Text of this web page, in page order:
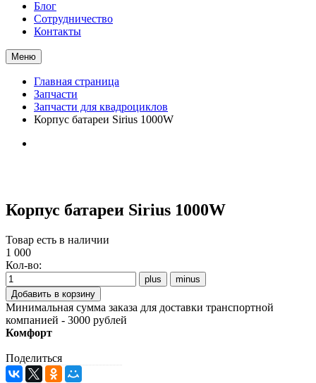
Блог
Сотрудничество
Контакты
Меню
Главная страница
Запчасти
Запчасти для квадроциклов
Корпус батареи Sirius 1000W
Корпус батареи Sirius 1000W
Товар есть в наличии
1 000
Кол-во:
Минимальная сумма заказа для доставки транспортной
компанией - 3000 рублей
Комфорт
Поделиться